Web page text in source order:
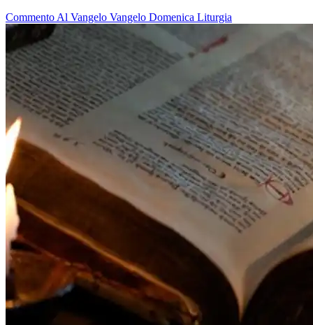
Commento Al Vangelo Vangelo Domenica Liturgia